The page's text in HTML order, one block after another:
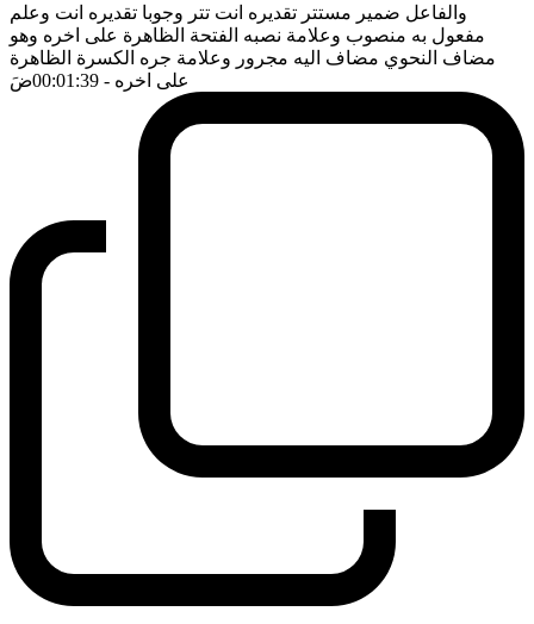
والفاعل ضمير مستتر تقديره انت تتر وجوبا تقديره انت وعلم
مفعول به منصوب وعلامة نصبه الفتحة الظاهرة على اخره وهو
مضاف النحوي مضاف اليه مجرور وعلامة جره الكسرة الظاهرة
على اخره - 00:01:39 ضَ